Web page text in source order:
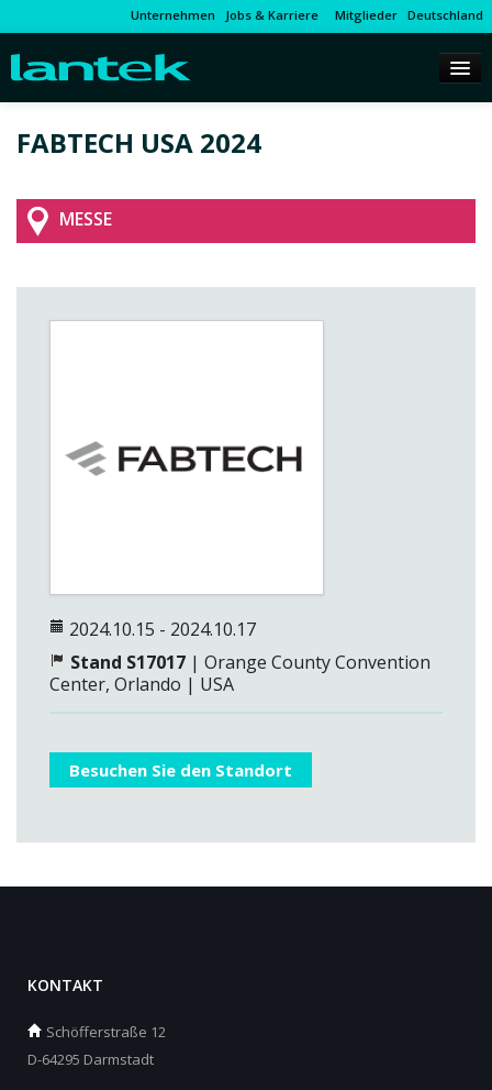
Unternehmen Jobs & Karriere Mitglieder Deutschland
FABTECH USA 2024
MESSE
2024.10.15 - 2024.10.17
Stand S17017 | Orange County Convention
Center, Orlando | USA
Besuchen Sie den Standort
KONTAKT
Schöfferstraße 12
D-64295 Darmstadt